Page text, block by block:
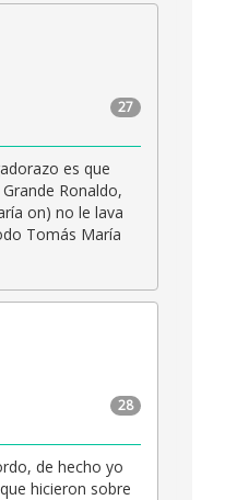
27
es que
Ronaldo,
on) no le lava
Tomás María
28
de hecho yo
hicieron sobre